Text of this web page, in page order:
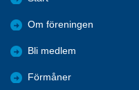
Om föreningen
Bli medlem
Förmåner